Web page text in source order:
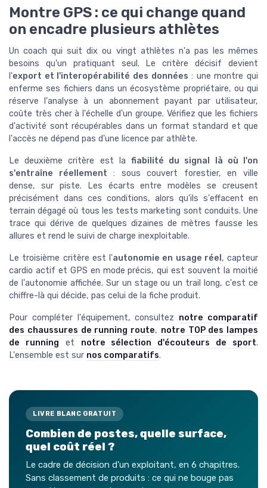
Montre GPS : ce qui change quand
on encadre plusieurs athlètes
Un coach qui suit dix ou vingt athlètes n'a pas les mêmes
besoins qu'un pratiquant seul. Le critère décisif devient
l'export et l'interopérabilité des données : une montre qui
enferme ses fichiers dans un écosystème propriétaire, ou qui
réserve l'analyse à un abonnement payant par utilisateur,
coûte très cher à l'échelle d'un groupe. Vérifiez que les fichiers
d'activité sont récupérables dans un format standard et que
l'accès ne dépend pas d'une licence par athlète.
Le deuxième critère est la fiabilité du signal là où l'on
s'entraîne réellement : sous couvert forestier, en ville
dense, sur piste. Les écarts entre modèles se creusent
précisément dans ces conditions, alors qu'ils s'effacent en
terrain dégagé où tous les tests marketing sont conduits. Une
trace qui dérive de quelques dizaines de mètres fausse les
allures et rend le suivi de charge inexploitable.
Le troisième critère est l'autonomie en usage réel , capteur
cardio actif et GPS en mode précis, qui est souvent la moitié
de l'autonomie affichée. Sur un stage ou un trail long, c'est ce
chiffre-là qui décide, pas celui de la fiche produit.
Pour compléter l'équipement, consultez notre comparatif
des chaussures de running route, notre TOP des lampes
de running et notre sélection d'écouteurs de sport.
L'ensemble est sur nos comparatifs.
LIVRE BLANC GRATUIT
Combien de postes, quelle surface,
quel coût réel ?
Le cadre de décision d'un exploitant, en 6 chapitres.
Sans classement de produits : ce qui ne bouge pas